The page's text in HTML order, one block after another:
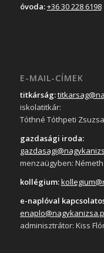
óvoda:+36 30 228 6198
E-MAIL-CÍMEK
titkárság:
iskolatitkár:
Tóthné Tóthpeti
gazdasági iroda:
menzaügyben:
kollégium:
e-naplóval
adminisztrátor: Kiss